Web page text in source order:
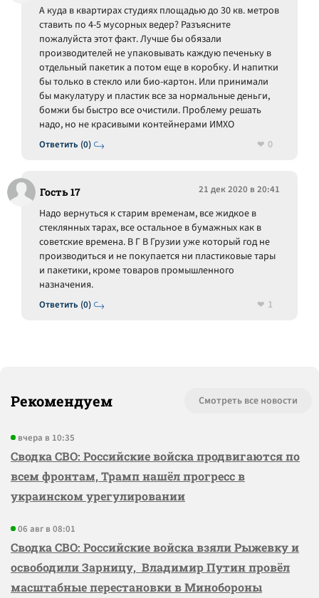
Ответить (0)
А куда в квартирах студиях площадью до 30 кв. метров
ставить по 4-5 мусорных ведер? Разъясните
пожалуйста этот факт. Лучше бы обязали
производителей не упаковывать каждую печеньку в
отдельный пакетик а потом еще в коробку. И напитки
бы только в стекло или био-картон. Или принимали
бы макулатуру и пластик все за нормальные деньги,
бомжи бы быстро все очистили. Проблему решать
надо, но не красивыми контейнерами ИМХО
0
Гость 17 21 дек 2020 в 20:41
Ответить (0)
Надо вернуться к старим временам, все жидкое в
стеклянных тарах, все остальное в бумажных как в
советские времена. В Г В Грузии уже который год не
производиться и не покупается ни пластиковые тары
и пакетики, кроме товаров промышленного
назначения.
1
Рекомендуем Смотреть все новости
вчера в 10:35
Сводка СВО: Российские войска продвигаются по
всем фронтам, Трамп нашёл прогресс в
украинском урегулировании
06 авг в 08:01
Сводка СВО: Российские войска взяли Рыжевку и
освободили Зарницу, Владимир Путин провёл
масштабные перестановки в Минобороны